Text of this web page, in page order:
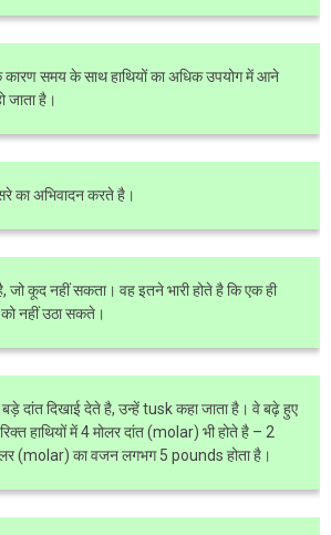
समय के साथ हाथियों का अधिक उपयोग में आने
जाता है।
का अभिवादन करते है।
जो कूद नहीं सकता। वह इतने भारी होते है कि एक ही
नहीं उठा सकते।
बड़े दांत दिखाई देते है, उन्हें tusk कहा जाता है। वे बढ़े हुए
हाथियों में 4 मोलर दांत (molar) भी होते है – 2
(molar) का वजन लगभग 5 pounds होता है।